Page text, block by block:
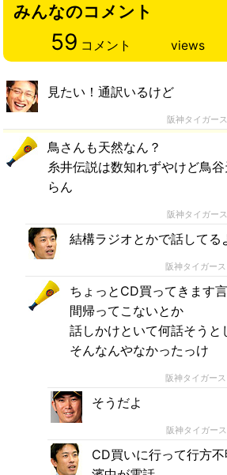
みんなのコメント
59 コメント views
見たい！通訳いるけど
阪神タイガース
鳥さんも天然なん？
糸井伝説は数知れずやけど鳥
らん
阪神タイガース
結構ラジオとかで話してる
阪神タイガース
ちょっとCD買ってきます
間帰ってこないとか
話しかけといて何話そうと
そんなんやなかったっけ
阪神タイガース
そうだよ
阪神タイガース
CD買いに行って行方